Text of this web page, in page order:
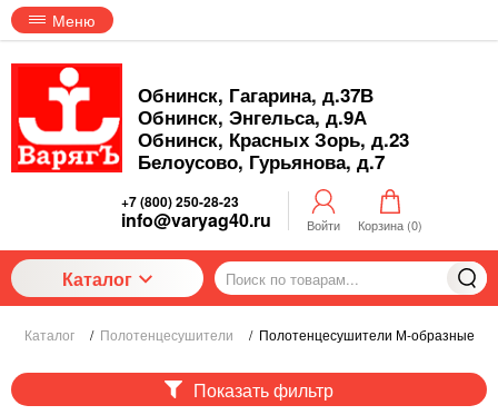
Меню
Обнинск, Гагарина, д.37В
Обнинск, Энгельса, д.9А
Обнинск, Красных Зорь, д.23
Белоусово, Гурьянова, д.7
+7 (800) 250-28-23
info@varyag40.ru Войти Корзина (0)
Каталог
Каталог / Полотенцесушители / Полотенцесушители М-образные
Показать фильтр